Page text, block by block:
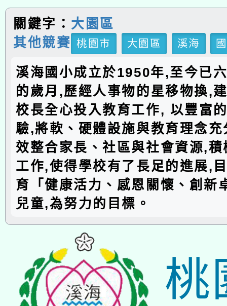
關鍵字： 大園區
其他競賽 桃園市 大園區 溪海
溪海國小成立於1950年,至今已
的歲月,歷經人事物的星移物換,
校長全心投入教育工作, 以豐富
驗,將軟、硬體設施與教育理念
效整合家長、社區與社會資源,
工作,使得學校有了長足的進展,
育「健康活力、感恩關懷、創新
兒童,為努力的目標。
桃